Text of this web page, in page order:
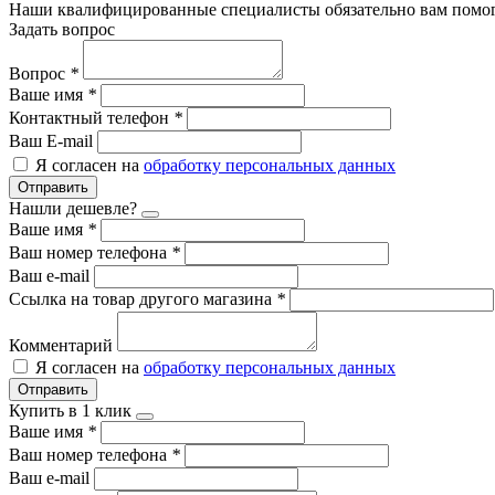
Наши квалифицированные специалисты обязательно вам
Задать вопрос
Вопрос *
Ваше имя *
Контактный телефон *
Ваш E-mail
Я согласен на обработку персональных данных
Отправить
Нашли дешевле?
Ваше имя *
Ваш номер телефона *
Ваш e-mail
Ссылка на товар другого магазина *
Комментарий
Я согласен на обработку персональных данных
Отправить
Купить в 1 клик
Ваше имя *
Ваш номер телефона *
Ваш e-mail